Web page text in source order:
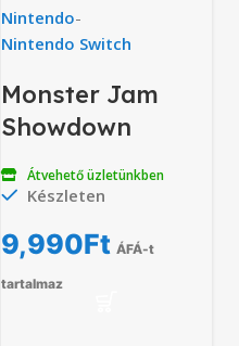
Nintendo-
Nintendo Switch
Monster Jam
Showdown
Átvehető üzletünkben
Készleten
9,990Ft ÁFÁ-t
tartalmaz